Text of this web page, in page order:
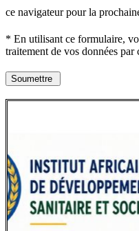
ce navigateur pour la
* En utilisant ce formulaire,
traitement de vos données par